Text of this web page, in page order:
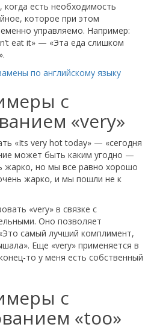
есть необходимость
которое при этом
управляемо. Например:
eat it» — «Эта еда слишком
по английскому языку
с
«very»
«Its very hot today» — «сегодня
может быть каким угодно —
жарко, но мы все равно хорошо
жарко, и мы пошли не к
«very» в связке с
Оно позволяет
самый лучший комплимент,
Еще «very» применяется в
то у меня есть собственный
с
«too»